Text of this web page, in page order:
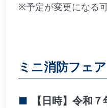
※予定が変更になる
ミニ消防フェア
【日時】令和